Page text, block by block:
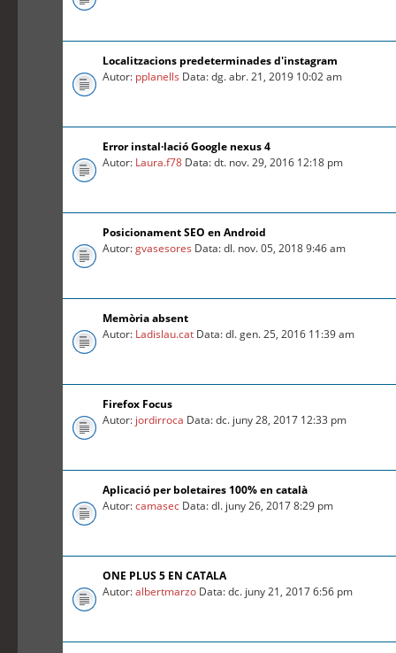
Localitzacions predeterminades d'instagram
Autor: pplanells Data: dg. abr. 21, 2019 10:02 am
Error instal·lació Google nexus 4
Autor: Laura.f78 Data: dt. nov. 29, 2016 12:18 pm
Posicionament SEO en Android
Autor:gvasesores Data: dl. nov. 05, 2018 9:46 am
Memòria absent
Autor: Ladislau.cat Data: dl. gen. 25, 2016 11:39 am
Firefox Focus
Autor: jordirroca Data: dc. juny 28, 2017 12:33 pm
Aplicació per boletaires 100% en català
Autor:camasec Data: dl. juny 26, 2017 8:29 pm
ONE PLUS 5 EN CATALA
Autor:albertmarzo Data: dc. juny 21, 2017 6:56 pm